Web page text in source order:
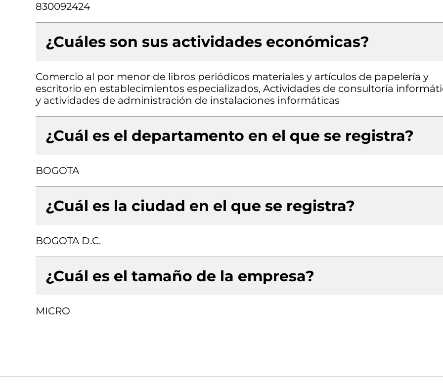
830092424
¿Cuáles son sus actividades económicas?
Comercio al por menor de libros periódicos materiales y artículos de papelería y
escritorio en establecimientos especializados, Actividades de consultoría
y actividades de administración de instalaciones informáticas
¿Cuál es el departamento en el que se registra?
BOGOTA
¿Cuál es la ciudad en el que se registra?
BOGOTA D.C.
¿Cuál es el tamaño de la empresa?
MICRO